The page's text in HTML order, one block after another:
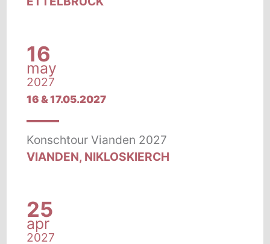
16
may
2027
16 & 17.05.2027
Konschtour Vianden 2027
VIANDEN, NIKLOSKIERCH
25
apr
2027